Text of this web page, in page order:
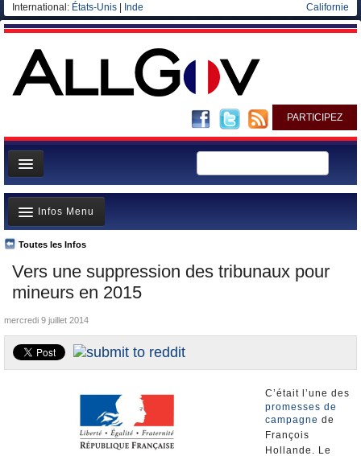
International: États-Unis Inde Californie
PARTICIPEZ
Page d'accueil
Infos
Gouvernement
Ministères/Directions
Blog
Elections européennes
Vers une suppression des tribunaux pour
mineurs en 2015
Toutes les Infos
Infos Menu
A la Une
Polémiques
La France et le Monde
Nominations et Démissions
mercredi 9 juillet 2014
C’était l’une des
promesses de
campagne de
François
Hollande. Le